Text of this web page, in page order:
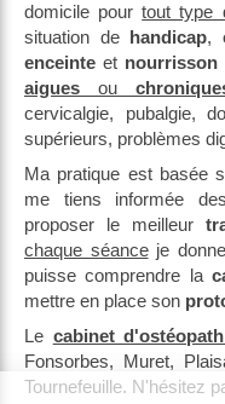
domicile pourtout type
situation de handicap,
enceinte et nourrisson
aigues ou
cervicalgie, pubalgie,
supérieurs, problèmes
Ma pratique est basée
me tiens informée
proposer le meilleur
chaque séanceje
puisse comprendre la
mettre en place son
Le cabinet
Fonsorbes, Muret,
Tournefeuille. N'hésitez